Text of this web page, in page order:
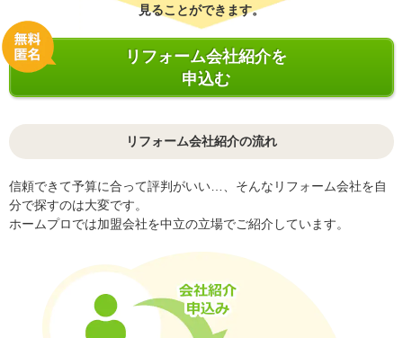
見ることができます。
リフォーム会社紹介を
申込む
リフォーム会社紹介の流れ
信頼できて予算に合って評判がいい…、そんなリフォーム会社を自
分で探すのは大変です。
ホームプロでは加盟会社を中立の立場でご紹介しています。